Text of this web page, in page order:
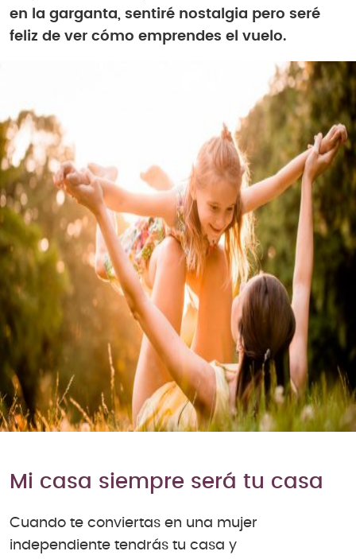
en la garganta, sentiré nostalgia pero seré
feliz de ver cómo emprendes el vuelo.
Mi casa siempre será tu casa
Cuando te conviertas en una mujer
independiente tendrás tu casa y